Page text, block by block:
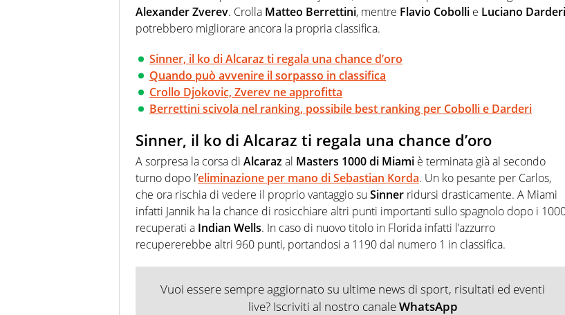
Alexander Zverev. Crolla Matteo Berrettini, mentre Flavio Cobolli e Luciano Darderi
potrebbero migliorare ancora la propria classifica.
Sinner, il ko di Alcaraz ti regala una chance d’oro
Quando può avvenire il sorpasso in classifica
Crollo Djokovic, Zverev ne approfitta
Berrettini scivola nel ranking, possibile best ranking per Cobolli e Darderi
Sinner, il ko di Alcaraz ti regala una chance d’oro
A sorpresa la corsa di Alcarazal Masters 1000 di Miami è terminata già al secondo
turno dopo l’eliminazione per mano diSebastian Korda. Un ko pesante per Carlos,
che ora rischia di vedere il proprio vantaggio su Sinner ridursi drasticamente. A Miami
infatti Jannik ha la chance di rosicchiare altri punti importanti sullo spagnolo dopo i
recuperati a Indian Wells. In caso di nuovo titolo in Florida infatti l’azzurro
recupererebbe altri 960 punti, portandosi a 1190 dal numero 1 in classifica.
Vuoi essere sempre aggiornato su ultime news di sport, risultati ed eventi
live? Iscriviti al nostro canaleWhatsApp